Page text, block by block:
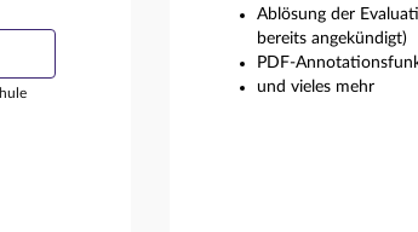
Ablösung der
bereits angekündigt)
PDF-
und vieles mehr